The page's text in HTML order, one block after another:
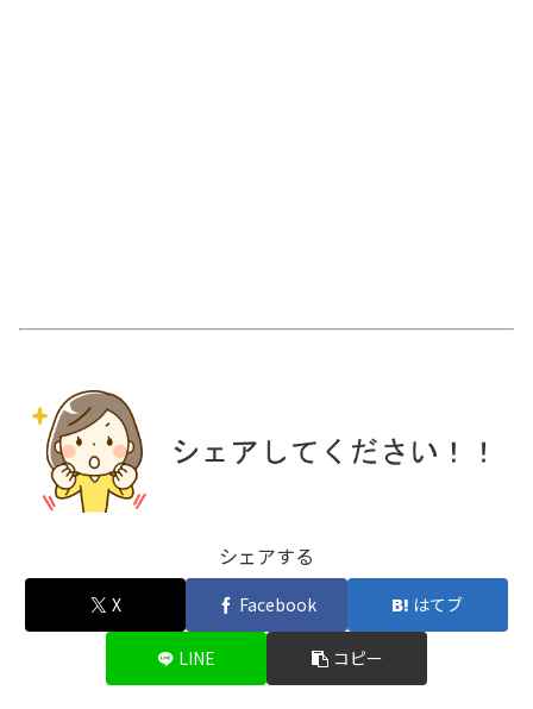
シェアする
X Facebook はてブ
LINE コピー